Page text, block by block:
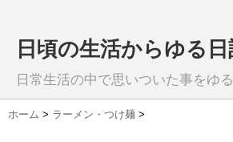
日頃の生活からゆる日
日常生活の中で思いついた事をゆ
ホーム > ラーメン・つけ麺 >